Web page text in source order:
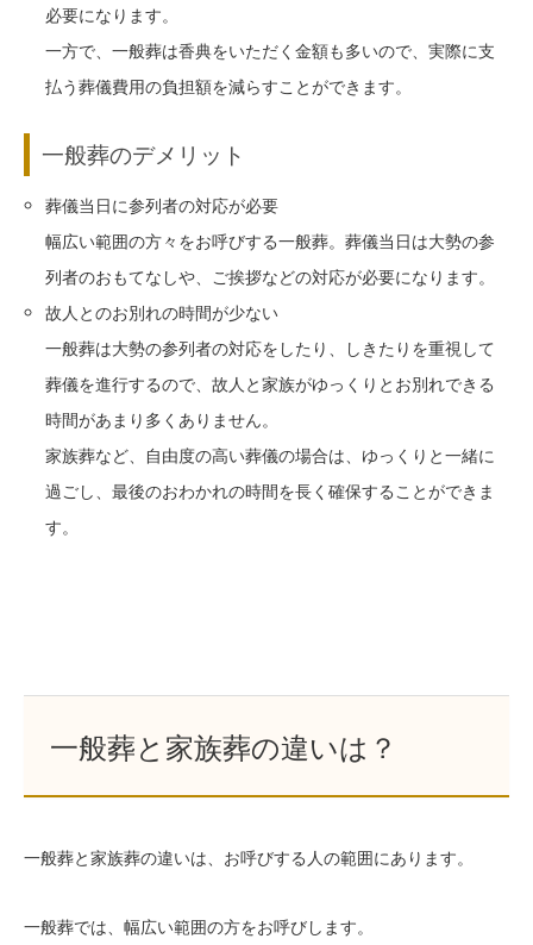
必要になります。
一方で、一般葬は香典をいただく金額も多いので、実際に支
払う葬儀費用の負担額を減らすことができます。
一般葬のデメリット
葬儀当日に参列者の対応が必要
幅広い範囲の方々をお呼びする一般葬。葬儀当日は大勢の参
列者のおもてなしや、ご挨拶などの対応が必要になります。
故人とのお別れの時間が少ない
一般葬は大勢の参列者の対応をしたり、しきたりを重視して
葬儀を進行するので、故人と家族がゆっくりとお別れできる
時間があまり多くありません。
家族葬など、自由度の高い葬儀の場合は、ゆっくりと一緒に
過ごし、最後のおわかれの時間を長く確保することができま
す。
一般葬と家族葬の違いは？
一般葬と家族葬の違いは、お呼びする人の範囲にあります。
一般葬では、幅広い範囲の方をお呼びします。